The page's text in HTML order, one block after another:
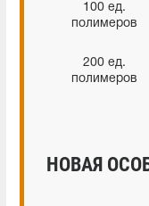
100 ед.
полимеров
200 ед.
полимеров
НОВАЯ